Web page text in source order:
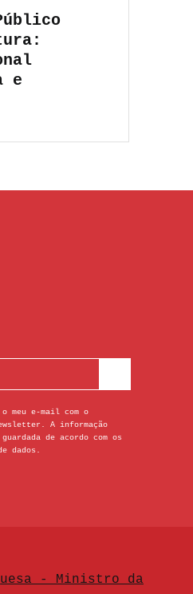
e
meu e-mail com o
A informação
de acordo com os
dados.